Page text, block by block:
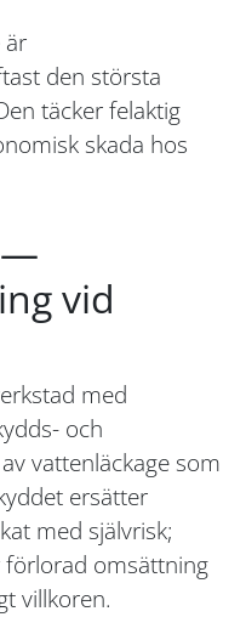
är
den största
täcker felaktig
skada hos
—
vid
med
och
vattenläckage som
ersätter
med självrisk;
omsättning
villkoren.